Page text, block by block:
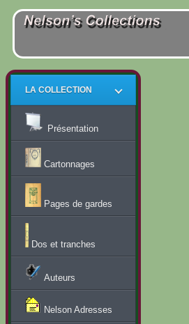
LA COLLECTION
Présentation
Cartonnages
Pages de gardes
Dos et tranches
Auteurs
Nelson Adresses